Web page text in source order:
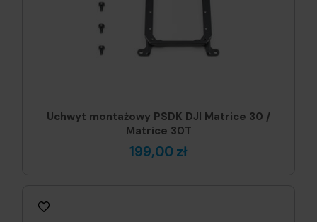
Uchwyt montażowy PSDK DJI Matrice 30 /
Matrice 30T
199,00 zł